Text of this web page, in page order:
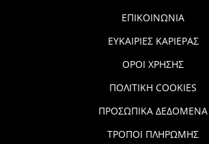
ΕΠΙΚΟΙΝΩΝΙΑ
ΕΥΚΑΙΡΙΕΣ ΚΑΡΙΕΡΑΣ
ΟΡΟΙ ΧΡΗΣΗΣ
ΠΟΛΙΤΙΚΗ COOKIES
ΠΡΟΣΩΠΙΚΑ ΔΕΔΟΜΕΝΑ
ΤΡΟΠΟΙ ΠΛΗΡΩΜΗΣ